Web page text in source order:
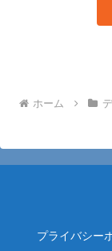
ホーム
プライバシー